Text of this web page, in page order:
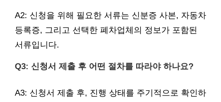
A2: 신청을 위해 필요한 서류는 신분증 사본, 자동차
등록증, 그리고 선택한 폐차업체의 정보가 포함된
서류입니다.
Q3: 신청서 제출 후 어떤 절차를 따라야 하나요?
A3: 신청서 제출 후, 진행 상태를 주기적으로 확인하